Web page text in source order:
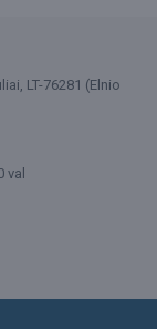
LT-76281 (Elnio
val